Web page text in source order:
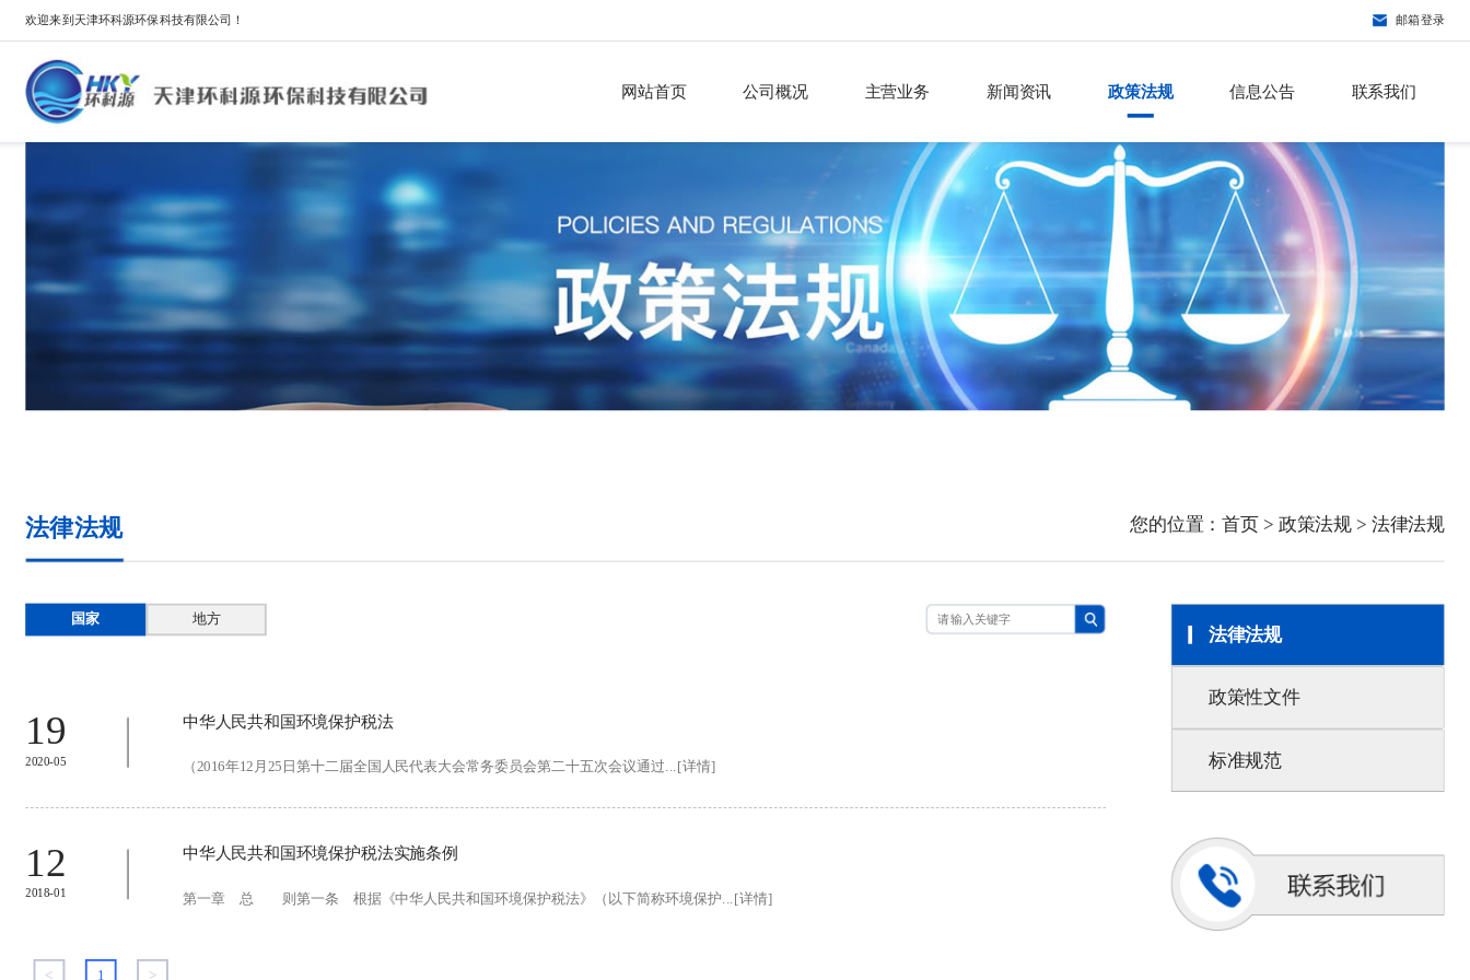
欢迎来到天津环科源环保科技有限公司！ 邮箱登录
网站首页 公司概况 主营业务 新闻资讯 政策法规 信息公告 联系我们
法律法规 您的位置： 首页> 政策法规>法律法规
国家 地方
19
2020-05
中华人民共和国环境保护税法
（2016年12月25日第十二届全国人民代表大会常务委员会第二十五次会议通过...[详情]
12
2018-01
中华人民共和国环境保护税法实施条例
第一章 总 则第一条 根据《中华人民共和国环境保护税法》（以下简称环境保护...[详情]
< 1 >
法律法规
政策性文件
标准规范